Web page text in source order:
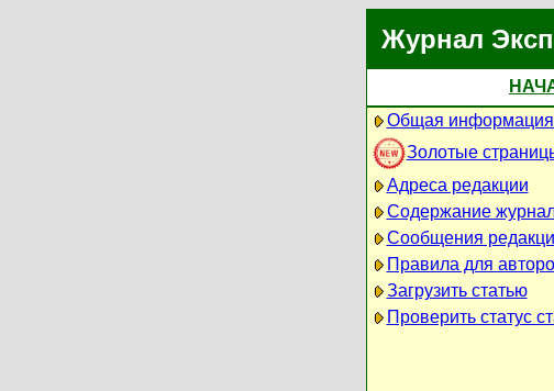
Журнал
Общая информация
Золотые
Адреса редакции
Содержание
Сообщения
Правила для
Загрузить статью
Проверить статус